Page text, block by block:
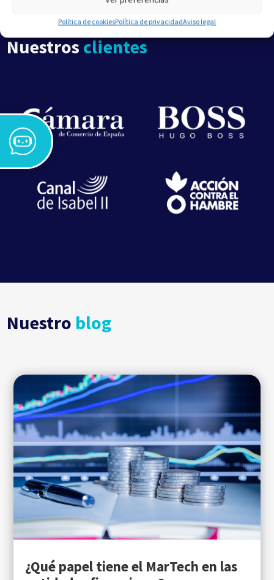
Política de cookiesPolítica de privacidadAviso legal
Nuestros clientes
Nuestro blog
¿Qué papel tiene el MarTech en las